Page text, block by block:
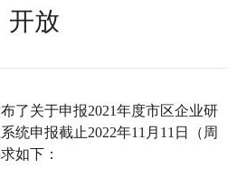
开放
了关于申报2021年度市区企业研
统申报截止2022年11 月 11 日（周
如下：